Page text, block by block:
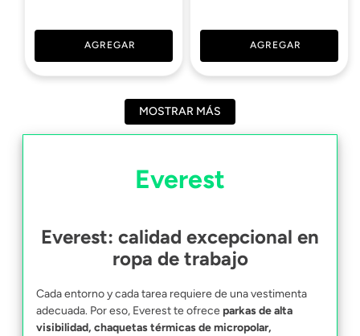
AGREGAR AGREGAR
MOSTRAR MÁS
Everest
Everest: calidad excepcional en
ropa de trabajo
Cada entorno y cada tarea requiere de una vestimenta
adecuada. Por eso, Everest te ofreceparkas de alta
visibilidad, chaquetas térmicas de micropolar,